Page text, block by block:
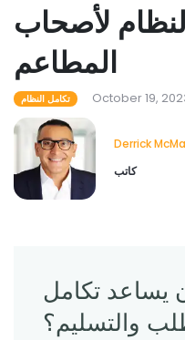
لأصحاب
المطاعم
تكامل النظام October 19,
Derrick
كاتب
يساعد تكامل
والتسليم؟